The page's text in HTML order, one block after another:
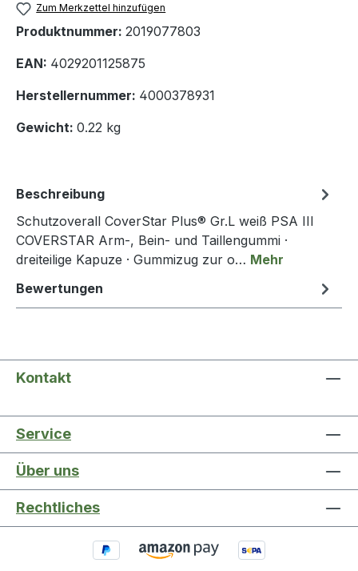
Zum Merkzettel hinzufügen
Produktnummer: 2019077803
EAN: 4029201125875
Herstellernummer: 4000378931
Gewicht: 0.22 kg
Beschreibung
Schutzoverall CoverStar Plus® Gr.L weiß PSA III
COVERSTAR Arm-, Bein- und Taillengummi ·
dreiteilige Kapuze · Gummizug zur o… Mehr
Bewertungen
Kontakt
Service
Über uns
Rechtliches